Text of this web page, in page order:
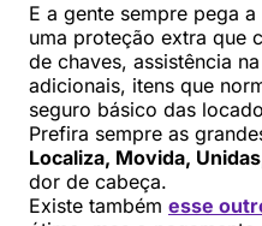
E a gente sempre pega
uma proteção extra que
de chaves, assistência
adicionais, itens que
seguro básico das
Prefira sempre as
Localiza, Movida,
dor de cabeça.
Existe também esse